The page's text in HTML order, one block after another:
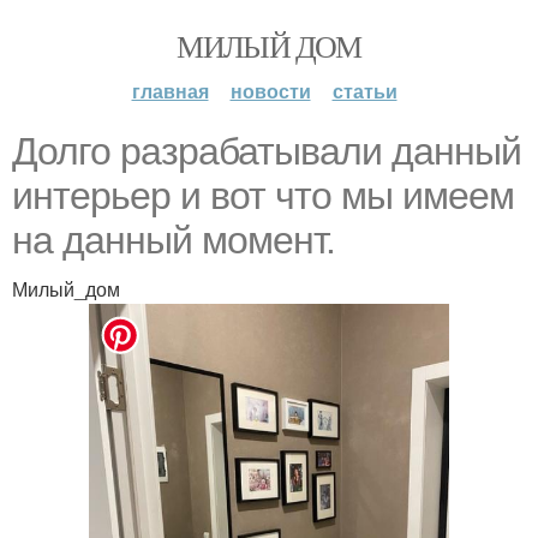
МИЛЫЙ ДОМ
главная новости статьи
Долго разрабатывали данный
интерьер и вот что мы имеем
на данный момент.
Милый_дом